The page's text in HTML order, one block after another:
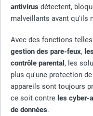
antivirus détectent,
malveillants avant qu'ils
Avec des fonctions
gestion des pare-feux,
contrôle parental , les
plus qu'une protection
appareils sont toujours
ce soit contre les cyber-
de données.